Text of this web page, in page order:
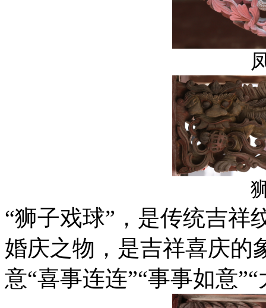
“狮子戏球”，是传统吉祥
婚庆之物，是吉祥喜庆的
意“喜事连连”“事事如意